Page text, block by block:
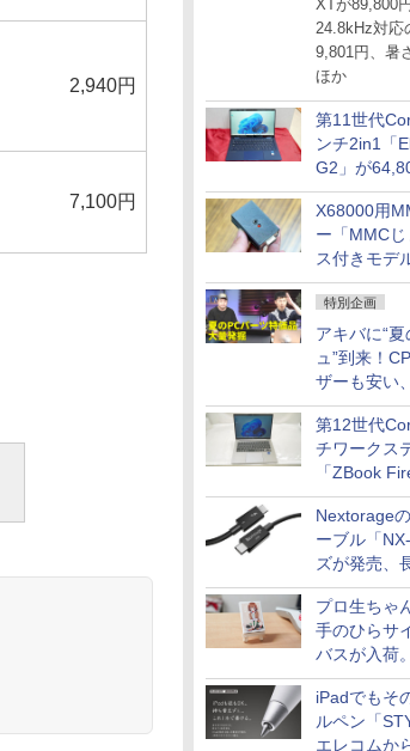
XTが89,800
24.8kHz対応
9,801円、暑
ほか
第11世代
ンチ2in1「
G2」が
中古PCセー
X68000用
ー「MMC
ス付きモデ
特別企画
アキバに“
ュ”到来！
ザーも安い
は？【8月7
第12世代
チワークス
「ZBook
79,800円！
セール
Nextorage
ーブル「
ズが発売、
30cm/
プロ生ちゃ
手のひらサ
バスが入荷
iPadでもそ
ルペン「
エレコムか
2,940円
7,100円